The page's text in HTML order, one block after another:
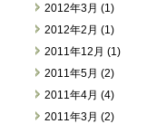
2012年3月 (1)
2012年2月 (1)
2011年12月 (1)
2011年5月 (2)
2011年4月 (4)
2011年3月 (2)